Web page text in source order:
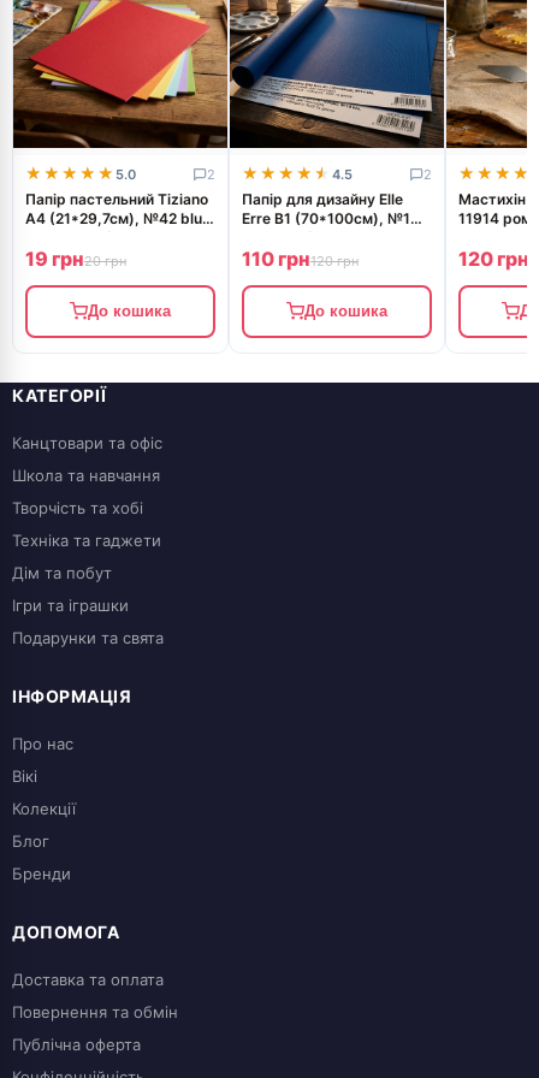
★★★★★
★★★★★ 5.0 2
Папір пастельний Tiziano
A4 (21*29,7см), №42 blu
notte, 160г/м2, синій,
середнє зерно, Fabriano
19 грн20 грн
До кошика
★★★★★
★★★★★ 4.5 2
Папір для дизайну Elle
Erre B1 (70*100см), №14
blu, 220г/м2, темно-
синій, дві текстури,
Fabriano
110 грн120 грн
До кошика
Мастихін ROSA START
11914
120 грн
КАТЕГОРІЇ
Канцтовари та офіс
Школа та навчання
Творчість та хобі
Техніка та гаджети
Дім та побут
Ігри та іграшки
Подарунки та свята
ІНФОРМАЦІЯ
Про нас
Вікі
Колекції
Блог
Бренди
ДОПОМОГА
Доставка та оплата
Повернення та обмін
Публічна оферта